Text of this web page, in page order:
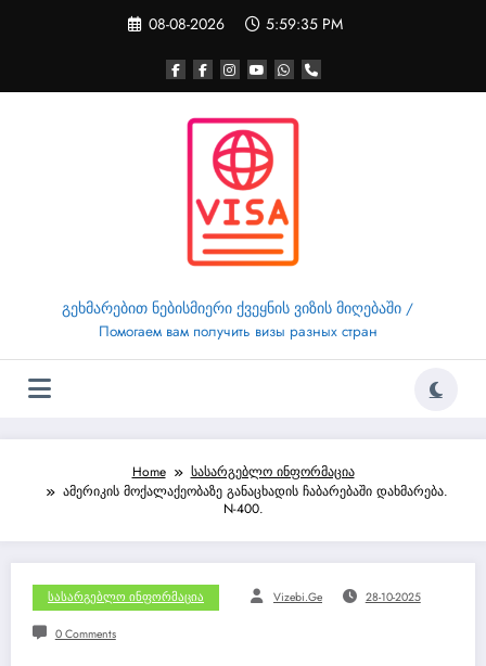
08-08-2026 5:59:36 PM
გეხმარებით ნებისმიერი ქვეყნის ვიზის მიღებაში /
Помогаем вам получить визы разных стран
Home
სასარგებლო ინფორმაცია
ამერიკის მოქალაქეობაზე განაცხადის ჩაბარებაში დახმარება.
N-400.
Სასარგებლო Ინფორმაცია Vizebi.ge 28-10-2025
0 Comments